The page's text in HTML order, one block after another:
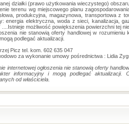
działki (prawo użytkowania wieczystego)
terenu wg miejscowego planu
produkcyjna, magazynowa, transportowa z
energia elektryczna, woda z sieci, kanalizacja,
....Istnieje możliwość powiększenia powierzchni tej
nie stanowią oferty handlowej w
podlegać aktualizacji.
Picz tel. kom. 602 635 047
za wykonanie umowy pośrednictwa : Lidia
internetowej ogłoszenia nie stanowią oferty
informacyjny i mogą podlegać aktualizacji.
od właściciela.